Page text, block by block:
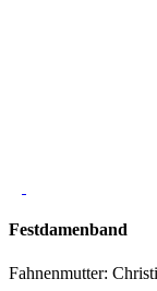
Festdamenband
Fahnenmutter: